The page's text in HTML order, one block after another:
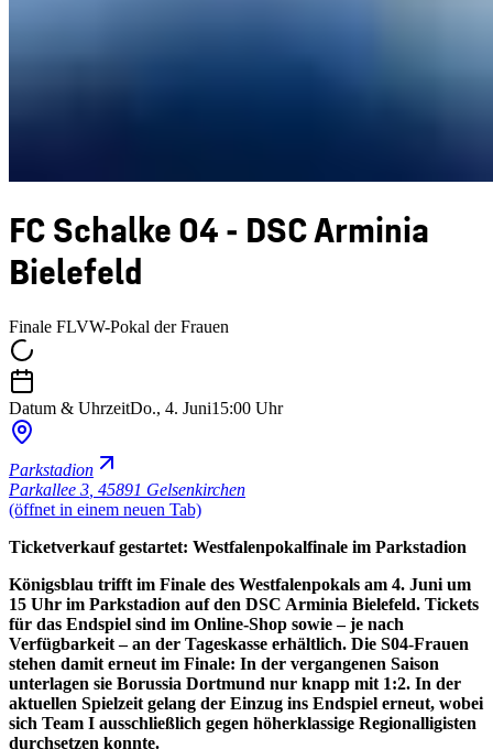
FC Schalke 04 - DSC Arminia
Bielefeld
Finale FLVW-Pokal der Frauen
Datum & UhrzeitDo., 4. Juni15:00 Uhr
Parkstadion
Parkallee 3 45891 Gelsenkirchen
(öffnet in einem neuen Tab)
Ticketverkauf gestartet: Westfalenpokalfinale im Parkstadion
Königsblau trifft im Finale des Westfalenpokals am 4. Juni um
15 Uhr im Parkstadion auf den DSC Arminia Bielefeld. Tickets
für das Endspiel sind im Online-Shop sowie – je nach
Verfügbarkeit – an der Tageskasse erhältlich. Die S04-Frauen
stehen damit erneut im Finale: In der vergangenen Saison
unterlagen sie Borussia Dortmund nur knapp mit 1:2. In der
aktuellen Spielzeit gelang der Einzug ins Endspiel erneut, wobei
sich Team I ausschließlich gegen höherklassige Regionalligisten
durchsetzen konnte.